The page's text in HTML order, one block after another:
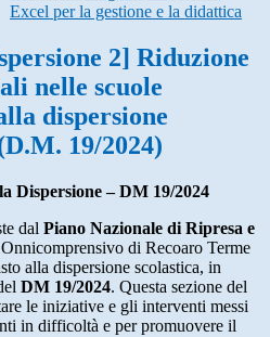
Excel per la gestione e la didattica
2] Riduzione
nelle scuole
dispersione
19/2024)
Dispersione – DM 19/2024
dal Piano Nazionale di Ripresa e
di Recoaro Terme
alla dispersione scolastica, in
DM 19/2024. Questa sezione del
le iniziative e gli interventi messi
in difficoltà e per promuovere il